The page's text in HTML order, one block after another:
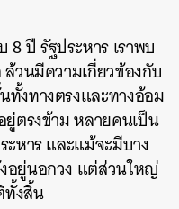
ปี รัฐประหาร เราพบ
วนมีความเกี่ยวข้องกับ
ทั้งทางตรงและทางอ้อม
ตรงข้าม หลายคนเป็น
ะหาร และแม้จะมีบาง
อยู่นอกวง แต่ส่วนใหญ่
ทั้งสิ้น